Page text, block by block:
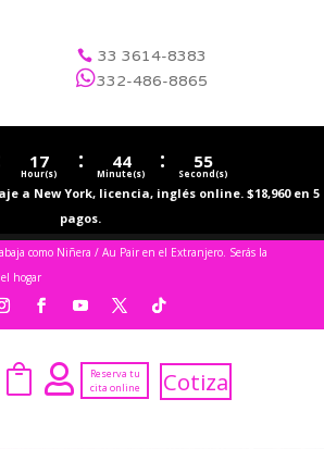
 33 3614-8383
332-486-8865

17
Hour(s) : 44
Minute(s) : 55
Second(s)
a New York, licencia, inglés online. $18,960 en 5
pagos.
como Niñera / Au Pair en el Extranjero. Serás la
hogar
 
Reserva tu
cita online
Cotiza